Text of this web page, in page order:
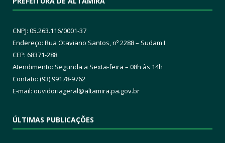
CNPJ: 05.263.116/0001-37
Endereço: Rua Otaviano Santos, nº 2288 – Sudam I
CEP: 68371-288
Atendimento: Segunda a Sexta-feira – 08h às 14h
Contato: (93) 99178-9762
E-mail: ouvidoriageral@altamira.pa.gov.br
ÚLTIMAS PUBLICAÇÕES